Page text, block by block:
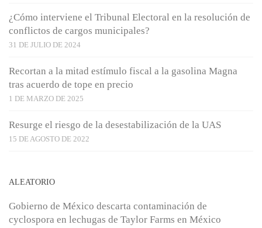
¿Cómo interviene el Tribunal Electoral en la resolución de
conflictos de cargos municipales?
31 DE JULIO DE 2024
Recortan a la mitad estímulo fiscal a la gasolina Magna
tras acuerdo de tope en precio
1 DE MARZO DE 2025
Resurge el riesgo de la desestabilización de la UAS
15 DE AGOSTO DE 2022
ALEATORIO
Gobierno de México descarta contaminación de
cyclospora en lechugas de Taylor Farms en México